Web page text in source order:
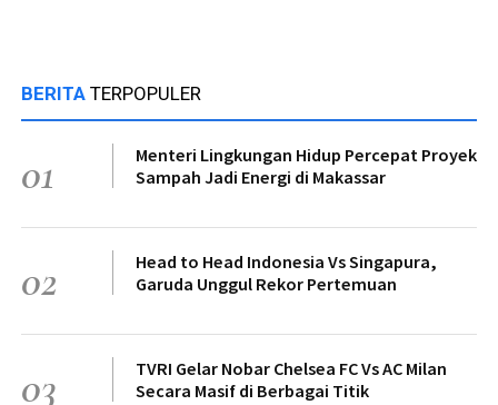
BERITA TERPOPULER
01
Menteri Lingkungan Hidup Percepat Proyek
Sampah Jadi Energi di Makassar
02
Head to Head Indonesia Vs Singapura,
Garuda Unggul Rekor Pertemuan
03
TVRI Gelar Nobar Chelsea FC Vs AC Milan
Secara Masif di Berbagai Titik